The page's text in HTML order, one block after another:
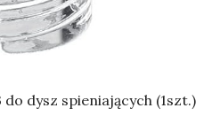
dysz spieniających (1szt.)